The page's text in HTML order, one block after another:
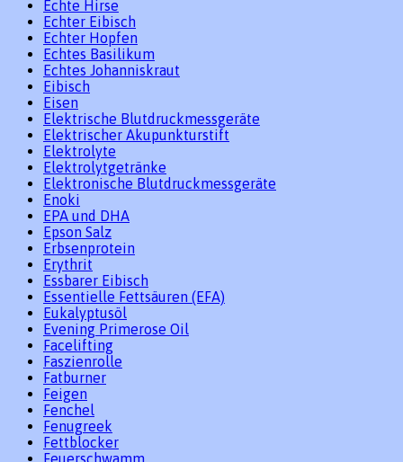
Echte Hirse
Echter Eibisch
Echter Hopfen
Echtes Basilikum
Echtes Johanniskraut
Eibisch
Eisen
Elektrische Blutdruckmessgeräte
Elektrischer Akupunkturstift
Elektrolyte
Elektrolytgetränke
Elektronische Blutdruckmessgeräte
Enoki
EPA und DHA
Epson Salz
Erbsenprotein
Erythrit
Essbarer Eibisch
Essentielle Fettsäuren (EFA)
Eukalyptusöl
Evening Primerose Oil
Facelifting
Faszienrolle
Fatburner
Feigen
Fenchel
Fenugreek
Fettblocker
Feuerschwamm